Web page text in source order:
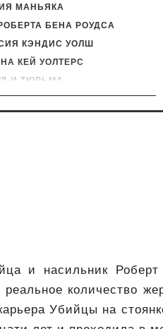
МАНЬЯКА
БЕНА РОУДСА
КЭНДИС УОЛШ
КЕЙ УОЛТЕРС
И ТЮРЬМА
и насильник
реальное количество
Убийцы на